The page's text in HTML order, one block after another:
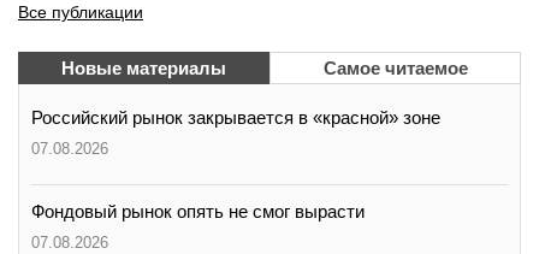
Все публикации
Новые материалы Самое читаемое
Российский рынок закрывается в «красной» зоне
07.08.2026
Фондовый рынок опять не смог вырасти
07.08.2026